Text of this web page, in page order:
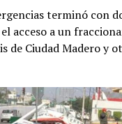
terminó con
acceso a un
de Ciudad Madero y